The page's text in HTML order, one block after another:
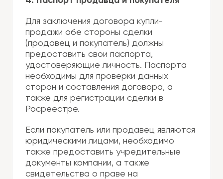
Для заключения договора купли-
продажи обе стороны сделки
(продавец и покупатель) должны
предоставить свои паспорта,
удостоверяющие личность. Паспорта
необходимы для проверки данных
сторон и составления договора, а
также для регистрации сделки в
Росреестре.
Если покупатель или продавец являются
юридическими лицами, необходимо
также предоставить учредительные
документы компании, а также
свидетельства о праве на